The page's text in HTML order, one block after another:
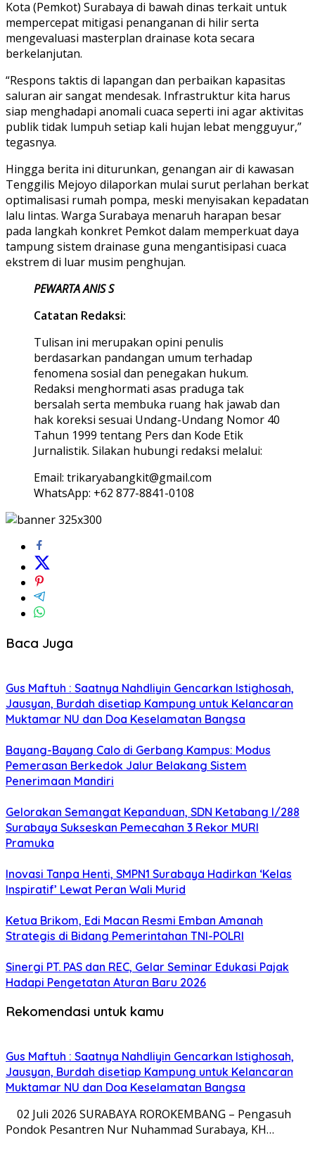
Kota (Pemkot) Surabaya di bawah dinas terkait untuk
mempercepat mitigasi penanganan di hilir serta
mengevaluasi masterplan drainase kota secara
berkelanjutan.
“Respons taktis di lapangan dan perbaikan kapasitas
saluran air sangat mendesak. Infrastruktur kita harus
siap menghadapi anomali cuaca seperti ini agar aktivitas
publik tidak lumpuh setiap kali hujan lebat mengguyur,”
tegasnya.
Hingga berita ini diturunkan, genangan air di kawasan
Tenggilis Mejoyo dilaporkan mulai surut perlahan berkat
optimalisasi rumah pompa, meski menyisakan kepadatan
lalu lintas. Warga Surabaya menaruh harapan besar
pada langkah konkret Pemkot dalam memperkuat daya
tampung sistem drainase guna mengantisipasi cuaca
ekstrem di luar musim penghujan.
PEWARTA ANIS S
Catatan Redaksi:
Tulisan ini merupakan opini penulis
berdasarkan pandangan umum terhadap
fenomena sosial dan penegakan hukum.
Redaksi menghormati asas praduga tak
bersalah serta membuka ruang hak jawab dan
hak koreksi sesuai Undang-Undang Nomor 40
Tahun 1999 tentang Pers dan Kode Etik
Jurnalistik. Silakan hubungi redaksi melalui:
Email: trikaryabangkit@gmail.com
WhatsApp: +62 877-8841-0108
Baca Juga
Gus Maftuh : Saatnya Nahdliyin Gencarkan Istighosah,
Jausyan, Burdah disetiap Kampung untuk Kelancaran
Muktamar NU dan Doa Keselamatan Bangsa
Bayang-Bayang Calo di Gerbang Kampus: Modus
Pemerasan Berkedok Jalur Belakang Sistem
Penerimaan Mandiri
Gelorakan Semangat Kepanduan, SDN Ketabang I/288
Surabaya Sukseskan Pemecahan 3 Rekor MURI
Pramuka
Inovasi Tanpa Henti, SMPN1 Surabaya Hadirkan ‘Kelas
Inspiratif’ Lewat Peran Wali Murid
Ketua Brikom, Edi Macan Resmi Emban Amanah
Strategis di Bidang Pemerintahan TNI-POLRI
Sinergi PT. PAS dan REC, Gelar Seminar Edukasi Pajak
Hadapi Pengetatan Aturan Baru 2026
Rekomendasi untuk kamu
Gus Maftuh : Saatnya Nahdliyin Gencarkan Istighosah,
Jausyan, Burdah disetiap Kampung untuk Kelancaran
Muktamar NU dan Doa Keselamatan Bangsa
02 Juli 2026 SURABAYA ROROKEMBANG – Pengasuh
Pondok Pesantren Nur Nuhammad Surabaya, KH…